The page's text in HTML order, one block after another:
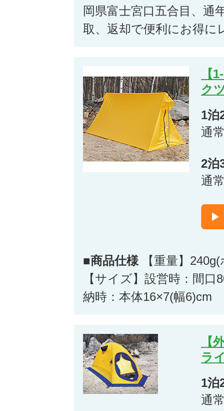
岡県富士宮口五合目、通
取、返却で便利にお得に
【
ク
1泊
通
2泊
通
■商品仕様 【重量】
【サイズ】設営時：間
納時：本体16×7(幅6)cm
【
ラ
1泊
通